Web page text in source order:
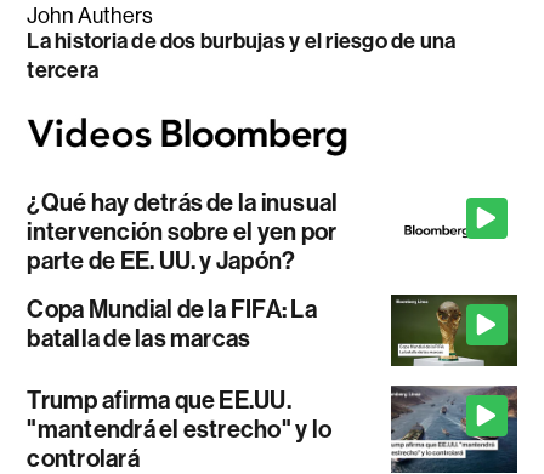
John Authers
La historia de dos burbujas y el riesgo de una
tercera
¿Qué hay detrás de la inusual
intervención sobre el yen por
parte de EE. UU. y Japón?
Copa Mundial de la FIFA: La
batalla de las marcas
Trump afirma que EE.UU.
"mantendrá el estrecho" y lo
controlará